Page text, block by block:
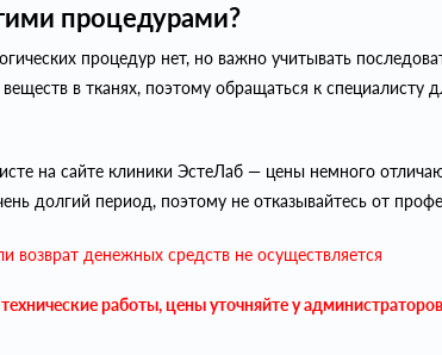
процедурами?
процедур нет, но важно учитывать
в тканях, поэтому обращаться к специалисту
на сайте клиники ЭстеЛаб — цены немного
долгий период, поэтому не отказывайтесь от
возврат денежных средств не осуществляется
работы, цены уточняйте у